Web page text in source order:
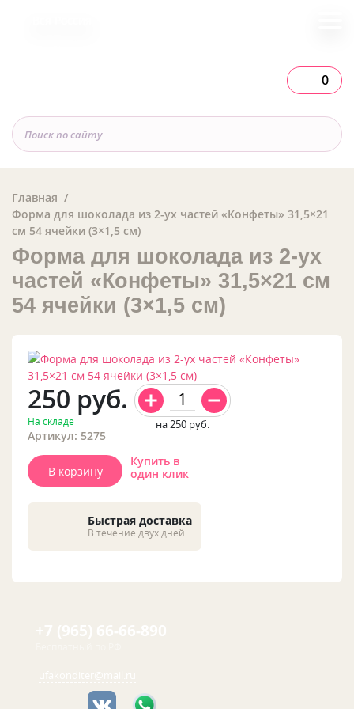
0
Главная
Форма для шоколада из 2-ух частей «Конфеты» 31,5×21
см 54 ячейки (3×1,5 см)
Форма для шоколада из 2-ух
частей «Конфеты» 31,5×21 см
54 ячейки (3×1,5 см)
250 руб.
На складе
Артикул: 5275
на 250 руб.
В корзину
Купить в
один клик
Быстрая доставка
В течение двух дней